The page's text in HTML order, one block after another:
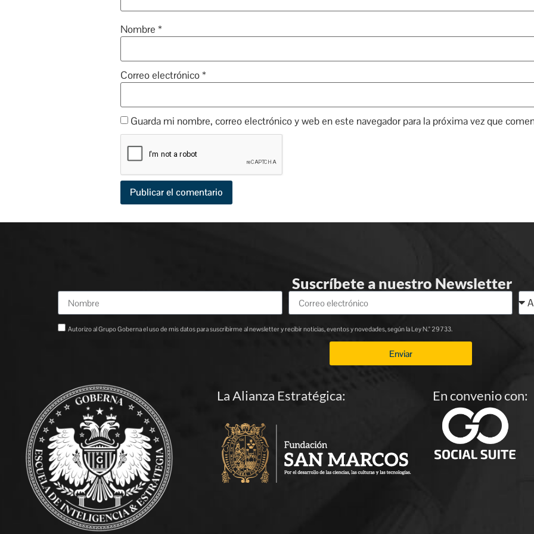
Nombre *
Correo electrónico*
Guarda mi nombre, correo electrónico y web en este navegador para la próxima vez que
Suscríbete a nuestro Newsletter
Autorizo al Grupo Goberna el uso de mis datos para suscribirme al newsletter y recibir noticias, eventos y novedades, según la Ley N.° 29733.
Enviar
La Alianza Estratégica: En convenio con: